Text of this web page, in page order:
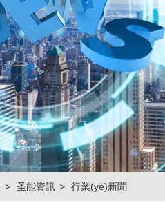
圣能資訊 行業(yè)新聞